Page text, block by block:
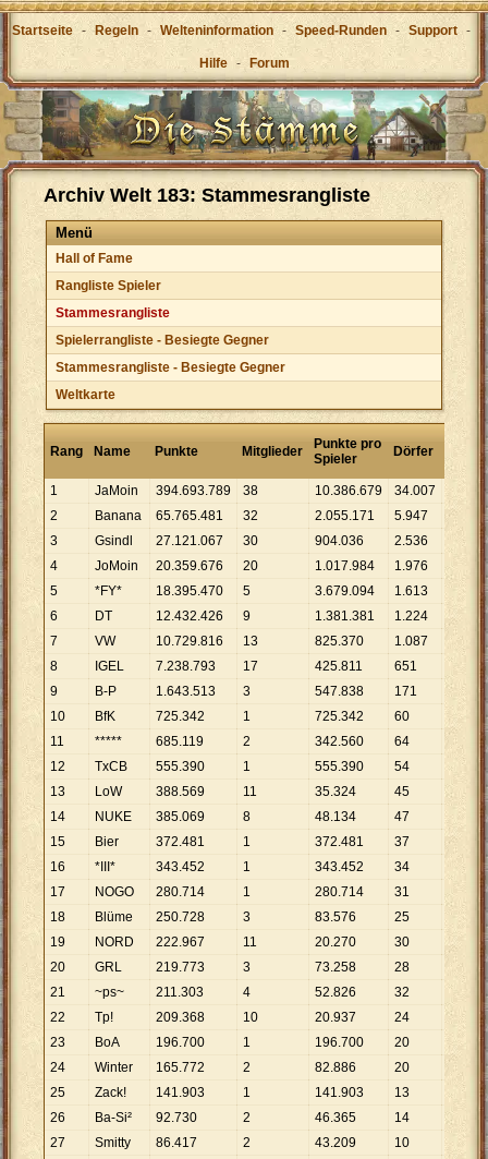
Startseite - Regeln - Welteninformation - Speed-Runden - Support -
Hilfe - Forum
Archiv Welt 183: Stammesrangliste
Menü
Hall of Fame
Rangliste Spieler
Stammesrangliste
Spielerrangliste - Besiegte Gegner
Stammesrangliste - Besiegte Gegner
Weltkarte
Rang Name Punkte Mitglieder
Punkte pro
Spieler
Dörfer
1
JaMoin 394.693.789 38 10.386.679 34.007
606
2
Banana 65.765.481 32 2.055.171 5.947 11
059
3
Gsindl 27.121.067 30 904.036 2.536 .
694
4
JoMoin 20.359.676 20 1.017.984 1.976 10
303
5
*FY* 18.395.470 5 3.679.094 1.613 . 405
6
DT 12.432.426 9 1.381.381 1.224 10
157
7
VW 10.729.816 13 825.370 1.087 .
8
IGEL 7.238.793 17 425.811 651
119
9
B-P 1.643.513 3 547.838 171 9 611
10
BfK 725.342 1 725.342 60 12
089
11
***** 685.119 2 342.560 64
705
12
TxCB 555.390 1 555.390 54 10
13
LoW 388.569 11 35.324 45
14
NUKE 385.069 8 48.134 47
15
Bier 372.481 1 372.481 37 10
067
16
*III* 343.452 1 343.452 34 .
102
17
NOGO 280.714 1 280.714 31 9
18
Blüme 250.728 3 83.576 25
029
19
NORD 222.967 11 20.270 30 7
20
GRL 219.773 3 73.258 28 .
21
~ps~ 211.303 4 52.826 32
22
Tp! 209.368 10 20.937 24 8 724
23
BoA 196.700 1 196.700 20
835
24
Winter 165.772 2 82.886 20
25
Zack! 141.903 1 141.903 13 10. 916
26
Ba-Si² 92.730 2 46.365 14 6
27
Smitty 86.417 2 43.209 10